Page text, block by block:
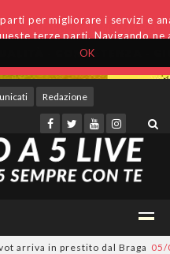
OK
per migliorare i servizi e
terze parti. Navigando
Redazione
in prestito dal Braga 05/08/